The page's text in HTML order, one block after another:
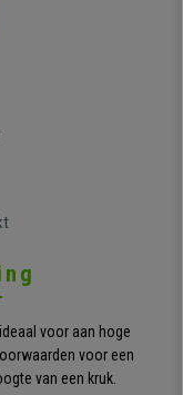
voor aan hoge
voor een
van een kruk.